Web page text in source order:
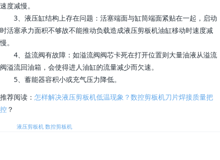
速度减慢。
3、液压缸结构上存在问题：活塞端面与缸筒端面紧贴在一起，启动
时活塞承力面积不够故不能推动负载造成液压剪板机油缸移动时速度减
慢。
4、益流阀有故障：如溢流阀阀芯卡死在打开位置则大量油液从溢流
阀溢流回油箱，会使得进人油缸的流量减少而欠速。
5、蓄能器容积小或充气压力降低。
推荐阅读： 怎样解决液压剪板机低温现象？数控剪板机刀片焊接质量把
控 ？
液压剪板机 数控剪板机